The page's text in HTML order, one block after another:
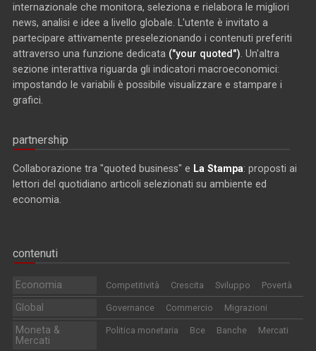
internazionale che monitora, seleziona e rielabora le migliori
news, analisi e idee a livello globale. L'utente è invitato a
partecipare attivamente preselezionando i contenuti preferiti
attraverso una funzione dedicata ("your quoted") . Un'altra
sezione interattiva riguarda gli indicatori macroeconomici:
impostando le variabili è possibile visualizzare e stampare i
grafici.
partnership
Collaborazione tra "quoted business" e La Stampa: proposti ai
lettori del quotidiano articoli selezionati su ambiente ed
economia.
contenuti
Economia Competitività Crescita Sviluppo Povertà
Global Governance Commercio Migrazioni
Moneta &
Mercati
Politica monetaria Bce Banche Mercati